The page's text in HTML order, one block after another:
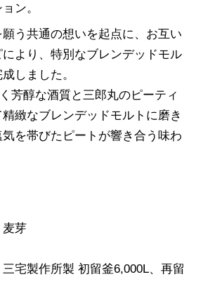
ン。
う共通の想いを起点に、お互い
より、特別なブレンデッドモル
しました。
芳醇な酒質と三郎丸のピーティ
緻なブレンデッドモルトに磨き
を帯びたピートが響き合う味わ
麦芽
宅製作所製 初留釜6,000L、再留